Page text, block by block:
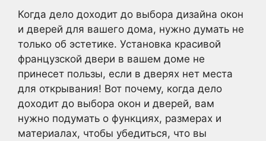
Когда дело доходит до выбора дизайна окон
и дверей для вашего дома, нужно думать не
только об эстетике. Установка красивой
французской двери в вашем доме не
принесет пользы, если в дверях нет места
для открывания! Вот почему, когда дело
доходит до выбора окон и дверей, вам
нужно подумать о функциях, размерах и
материалах, чтобы убедиться, что вы